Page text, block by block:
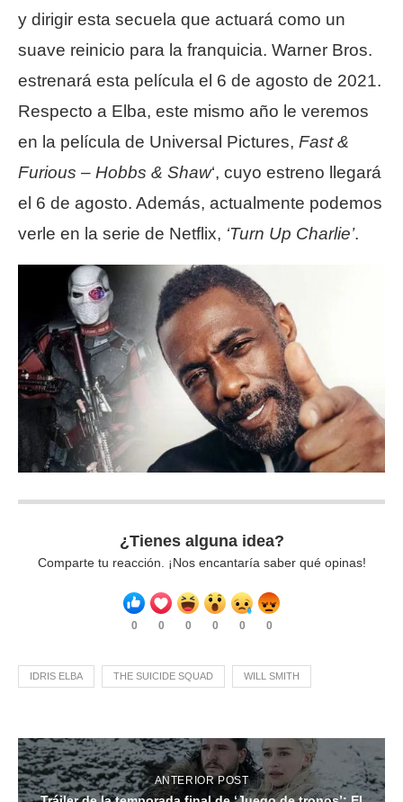
y dirigir esta secuela que actuará como un
suave reinicio para la franquicia. Warner Bros.
estrenará esta película el 6 de agosto de 2021.
Respecto a Elba, este mismo año le veremos
en la película de Universal Pictures, Fast &
Furious – Hobbs & Shaw‘, cuyo estreno llegará
el 6 de agosto. Además, actualmente podemos
verle en la serie de Netflix, ‘Turn Up Charlie’.
¿Tienes alguna idea?
Comparte tu reacción. ¡Nos encantaría saber qué opinas!
0 0 0 0 0 0
IDRIS ELBA THE SUICIDE SQUAD WILL SMITH
ANTERIOR POST